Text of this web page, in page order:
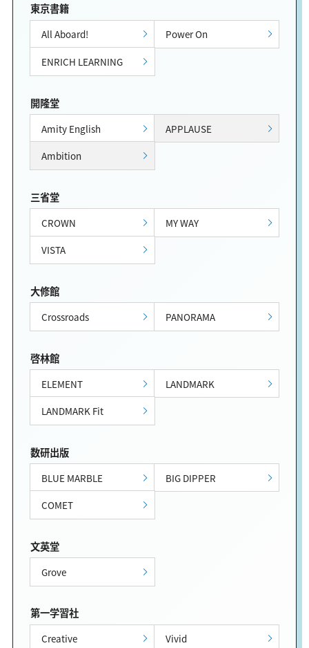
東京書籍
All Aboard!
Power On
ENRICH LEARNING
開隆堂
Amity English
APPLAUSE
Ambition
三省堂
CROWN
MY WAY
VISTA
大修館
Crossroads PANORAMA
啓林館
ELEMENT
LANDMARK
LANDMARK Fit
数研出版
BLUE MARBLE
BIG DIPPER
COMET
文英堂
Grove
第一学習社
Creative Vivid